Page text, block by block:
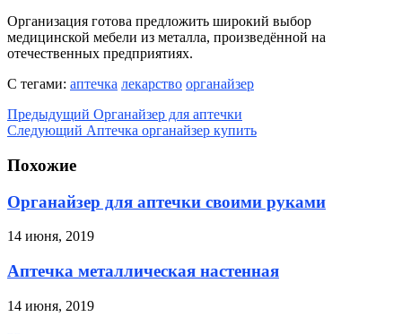
Организация готова предложить широкий выбор
медицинской мебели из металла, произведённой на
отечественных предприятиях.
С тегами: аптечка лекарство органайзер
Предыдущий Органайзер для аптечки
Следующий Аптечка органайзер купить
Похожие
Органайзер для аптечки своими руками
14 июня, 2019
Аптечка металлическая настенная
14 июня, 2019